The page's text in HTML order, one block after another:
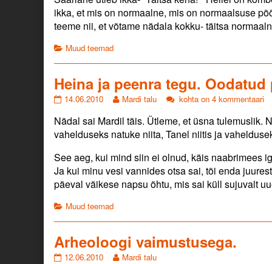
on
by
author
normaalne!,
ikka, et mis on normaalne, mis on normaalsuse
teeme nii, et võtame nädala kokku- täitsa
Categories
Muud teemad
Heina ja peenra tegu.
Heina
peenra
tegu.
pildid!
:)
published
on
14.06.2010
Read
posts
by
author
of
Heina
ja
Oodatud
:),
Mardi talu
Heina
peenra
tegu.
pildid!
:)
kohta on 4 kommentaari
Nädal sai Mardil täis. Ütleme, et üsna tulemuslik.
vahelduseks natuke niita, Tanel niitis ja
See aeg, kui mind siin ei olnud, käis naabrimees
Ja kui minu vesi vannides otsa sai, tõi enda
päeval väikese napsu õhtu, mis sai küll sujuvalt
Categories
Muud teemad
Arheoloogi vaimustusega.
Arheoloogi
12.06.2010
Read
Mardi talu